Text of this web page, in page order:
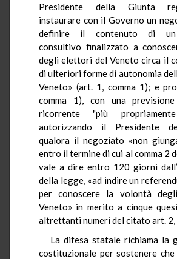
Presidente della Giunta
instaurare con il Governo un
definire il contenuto di un
consultivo finalizzato a
degli elettori del Veneto circa il
di ulteriori forme di autonomia
Veneto» (art. 1, comma 1); e
comma 1), con una
ricorrente "più propriamente
autorizzando il Presidente
qualora il negoziato «non
entro il termine di cui al comma 2
vale a dire entro 120 giorni
della legge, «ad indire un
per conoscere la volontà
Veneto» in merito a cinque
altrettanti numeri del citato art. 2,
La difesa statale richiama la
costituzionale per sostenere